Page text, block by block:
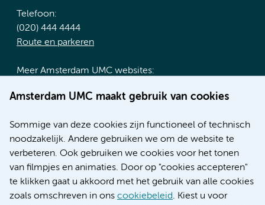
Amsterdam UMC maakt gebruik van cookies
Sommige van deze cookies zijn functioneel of technisch
noodzakelijk. Andere gebruiken we om de website te
verbeteren. Ook gebruiken we cookies voor het tonen
van filmpjes en animaties. Door op "cookies accepteren"
te klikken gaat u akkoord met het gebruik van alle cookies
zoals omschreven in ons cookiebeleid. Kiest u voor
Telefoon:
(020) 444 4444
Route en parkeren
Meer Amsterdam UMC websites:
Werken bij Amsterdam UMC
Nieuws
Research
Educatie locatie AMC
Educatie locatie VUmc